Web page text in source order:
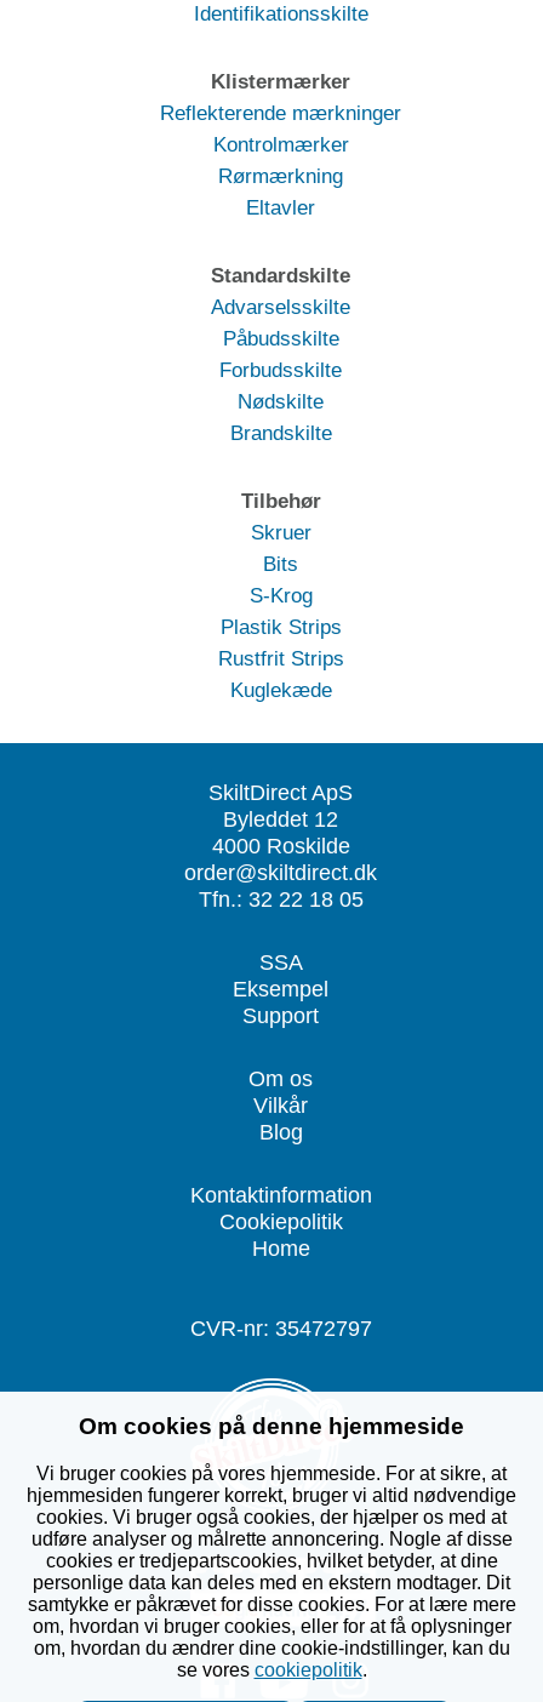
Identifikationsskilte
Klistermærker
Reflekterende mærkninger
Kontrolmærker
Rørmærkning
Eltavler
Standardskilte
Advarselsskilte
Påbudsskilte
Forbudsskilte
Nødskilte
Brandskilte
Tilbehør
Skruer
Bits
S-Krog
Plastik Strips
Rustfrit Strips
Kuglekæde
SkiltDirect ApS
Byleddet 12
4000 Roskilde
order@skiltdirect.dk
Tfn.: 32 22 18 05
SSA
Eksempel
Support
Om os
Vilkår
Blog
Kontaktinformation
Cookiepolitik
Home
CVR-nr: 35472797
Om cookies på denne hjemmeside
Vi bruger cookies på vores hjemmeside. For at sikre, at
hjemmesiden fungerer korrekt, bruger vi altid nødvendige
cookies. Vi bruger også cookies, der hjælper os med at
udføre analyser og målrette annoncering. Nogle af disse
cookies er tredjepartscookies, hvilket betyder, at dine
personlige data kan deles med en ekstern modtager. Dit
samtykke er påkrævet for disse cookies. For at lære mere
om, hvordan vi bruger cookies, eller for at få oplysninger
om, hvordan du ændrer dine cookie-indstillinger, kan du
se vores cookiepolitik.